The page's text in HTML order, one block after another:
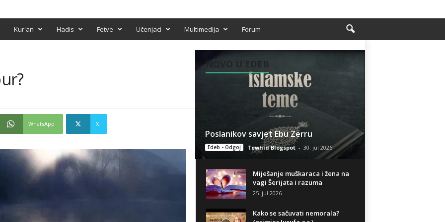
Kur'an Hadis Fetve Učenjaci Multimedija Forum
WhatsApp X
NOVO U EDEB
Poslanikov savjet Ebu Zerru
Edeb - Odgoj Tewhid Blogspot - 30. jul 2026.
Miješanje muškaraca i žena na
vagi Šerijata i razuma
25. jul 2026.
Kako se sačuvati nemorala?